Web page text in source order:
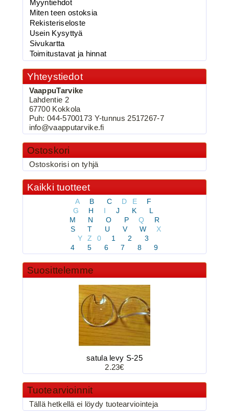
vaappufolio,Käärme...
BKK 6062-1X Black Nickel
Kolmihaarakoukku N.2
BKK 6062-1X Black Ni...
BKK 6062-1X Black Nickel
Kolmihaarakoukku N.8
3.90€
BKK 6062-1X Black Ni...
Myyntiehdot
Miten teen ostoksia
Rekisteriseloste
Usein Kysyttyä
Sivukartta
Toimitustavat ja hinnat
Yhteystiedot
VaappuTarvike
Lahdentie 2
67700 Kokkola
Puh: 044-5700173 Y-tunnus 2517267-7
info@vaapputarvike.fi
Ostoskori
Ostoskorisi on tyhjä
Kaikki tuotteet
A B C D E
F
G
H I J K
L
M
N O P Q
R
S
T U V W
X
Y
Z 0 1 2
3
4
5 6 7 8 9
Suosittelemme
satula levy S-25
2.23€
Tuotearvioinnit
Tällä hetkellä ei löydy tuotearviointeja